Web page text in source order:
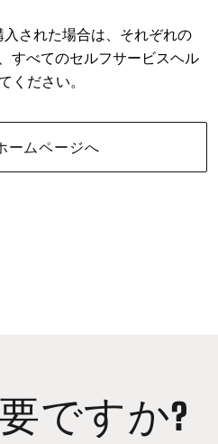
された場合は、それぞれの
すべてのセルフサービスヘル
ください。
ームページへ
ですか?